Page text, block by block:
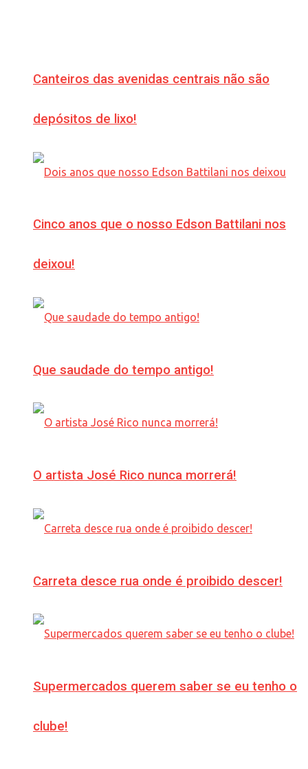
Canteiros das avenidas centrais não são
depósitos de lixo!
Cinco anos que o nosso Edson Battilani nos
deixou!
Que saudade do tempo antigo!
O artista José Rico nunca morrerá!
Carreta desce rua onde é proibido descer!
Supermercados querem saber se eu tenho o
clube!